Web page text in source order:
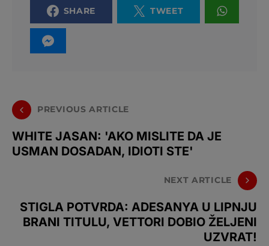
SHARE TWEET
PREVIOUS ARTICLE
WHITE JASAN: 'AKO MISLITE DA JE
USMAN DOSADAN, IDIOTI STE'
NEXT ARTICLE
STIGLA POTVRDA: ADESANYA U LIPNJU
BRANI TITULU, VETTORI DOBIO ŽELJENI
UZVRAT!